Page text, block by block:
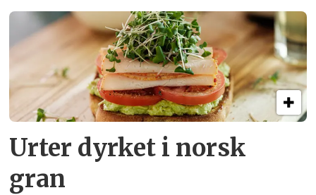
Urter dyrket i norsk
gran